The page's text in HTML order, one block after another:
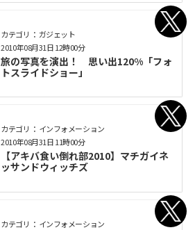
カテゴリ： ガジェット
旅の写真を演出！ 思い出120%「フォ
トスライドショー」
2010年08月31日 12時00分
カテゴリ： インフォメーション
【アキバ食い倒れ部2010】マチガイネ
ッサンドウィッチズ
2010年08月31日 11時00分
カテゴリ： インフォメーション